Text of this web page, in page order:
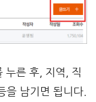
누른 후, 지역, 직
을 남기면 됩니다.